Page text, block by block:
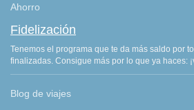
Ahorro
Fidelización
Tenemos el programa que te da más saldo por
finalizadas. Consigue más por lo que ya haces:
Blog de viajes